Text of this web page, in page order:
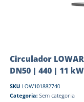
Circulador
DN50 | 440 | 11 kW
SKU LOW101882740
Categoria: Sem categoria